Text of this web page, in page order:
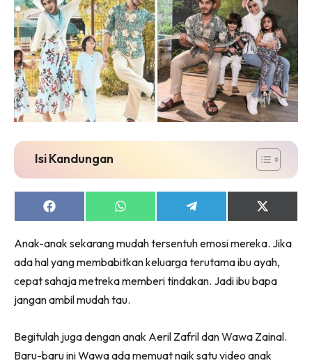
Isi Kandungan
Share
on
Share
on
Share
on
Share
on
(Twitter)
Anak-anak sekarang mudah tersentuh emosi mereka. Jika
ada hal yang membabitkan keluarga terutama ibu ayah,
cepat sahaja metreka memberi tindakan. Jadi ibu bapa
jangan ambil mudah tau.
Begitulah juga dengan anak Aeril Zafril dan Wawa Zainal.
Baru-baru ini Wawa ada memuat naik satu video anak